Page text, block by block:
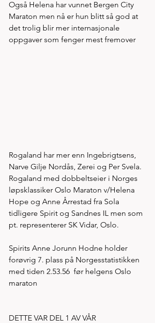
Også Helena har vunnet Bergen City
Maraton men nå er hun blitt så god at
det trolig blir mer internasjonale
oppgaver som fenger mest fremover
Rogaland har mer enn Ingebrigtsens,
Narve Gilje Nordås, Zerei og Per Svela.
Rogaland med dobbeltseier i Norges
løpsklassiker Oslo Maraton v/Helena
Hope og Anne Årrestad fra Sola
tidligere Spirit og Sandnes IL men som
pt. representerer SK Vidar, Oslo.
Spirits Anne Jorunn Hodne holder
forøvrig 7. plass på Norgesstatistikken
med tiden 2.53.56  før helgens Oslo
maraton
DETTE VAR DEL 1 AV VÅR